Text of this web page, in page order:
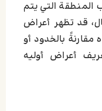
التي يتم
قد تظهر أعراض
بالخدود أو
أعراض أوليه